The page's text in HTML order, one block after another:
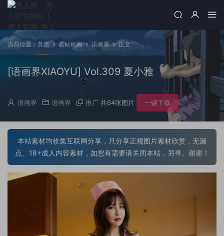
当前位置： 首页 名站机构 语画界 正文
[语画界XIAOYU] Vol.309 夏小雅
语画界 语画界 推广 共64张图片 一键下载
本站素材均收集互联网分享，只分享正规图片素材欣赏，无漏
点、18+成人内容素材，如您有需要请关闭本站，另寻。谢谢！